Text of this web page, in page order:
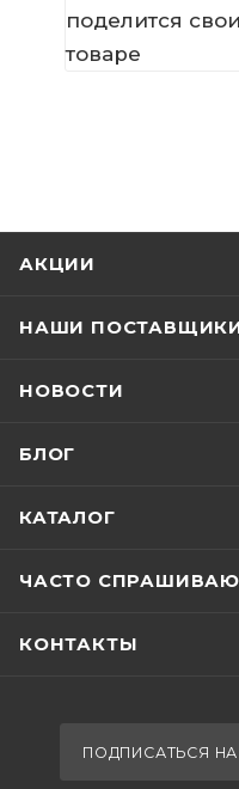
поделится
товаре
АКЦИИ
НАШИ
НОВОСТИ
БЛОГ
КАТАЛОГ
ЧАСТО
КОНТАКТЫ
ПОДПИСАТЬСЯ